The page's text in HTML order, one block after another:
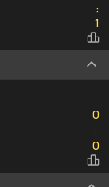
:1
1
0
:0
0